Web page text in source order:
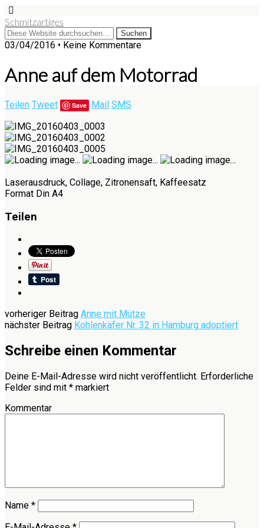
Schmitzartiges
03/04/2016 • Keine Kommentare
Anne auf dem Motorrad
Teilen Tweet Save Mail SMS
Laserausdruck, Collage, Zitronensaft, Kaffeesatz
Format Din A4
Teilen
vorheriger Beitrag Anne mit Mütze
nächster Beitrag Kohlenkäfer Nr. 32 in Hamburg adoptiert
Schreibe einen Kommentar
Deine E-Mail-Adresse wird nicht veröffentlicht. Erforderliche
Felder sind mit * markiert
Kommentar
Name *